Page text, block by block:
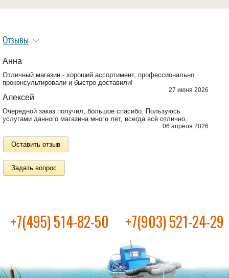
Отзывы
Анна
Отличный магазин - хороший ассортимент, профессионально
проконсультировали и быстро доставили!
27 июня 2026
Алексей
Очередной заказ получил, большое спасибо. Пользуюсь
услугами данного магазина много лет, всегда всё отлично.
06 апреля 2026
Оставить отзыв
Задать вопрос
+7(495) 514-82-50 +7(903) 521-24-29